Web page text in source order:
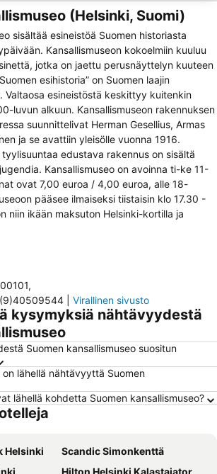
(Helsinki, Suomi)
sisältää esineistöä Suomen historiasta
Kansallismuseon kokoelmiin kuuluu
jotka on jaettu perusnäyttelyn kuuteen
esihistoria” on Suomen laajin
Valtaosa esineistöstä keskittyy kuitenkin
luvun alkuun. Kansallismuseon rakennuksen
suunnittelivat Herman Gesellius, Armas
ja se avattiin yleisölle vuonna 1916.
edustava rakennus on sisältä
Kansallismuseo on avoinna ti-ke 11-
ovat 7,00 euroa / 4,00 euroa, alle 18-
pääsee ilmaiseksi tiistaisin klo 17.30 -
niin ikään maksuton Helsinki-kortilla ja
00101,
Virallinen sivusto
kysymyksiä nähtävyydestä
Suomen kansallismuseo suositun
lähellä nähtävyyttä Suomen
lähellä kohdetta Suomen kansallismuseo?
Helsinki
Scandic Simonkenttä
Hilton Helsinki Kalastajatorppa